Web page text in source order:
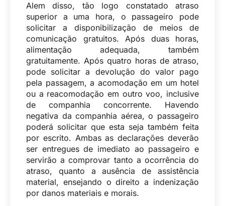
Alem disso, tão logo constatado atraso
superior a uma hora, o passageiro pode
solicitar a disponibilização de meios de
comunicação gratuitos. Após duas horas,
alimentação adequada, também
gratuitamente. Após quatro horas de atraso,
pode solicitar a devolução do valor pago
pela passagem, a acomodação em um hotel
ou a reacomodação em outro voo, inclusive
de companhia concorrente. Havendo
negativa da companhia aérea, o passageiro
poderá solicitar que esta seja também feita
por escrito. Ambas as declarações deverão
ser entregues de imediato ao passageiro e
servirão a comprovar tanto a ocorrência do
atraso, quanto a ausência de assistência
material, ensejando o direito a indenização
por danos materiais e morais.